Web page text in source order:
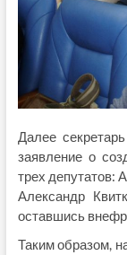
Далее
заявление о
трех депутатов:
Александр
оставшись
Таким образом,